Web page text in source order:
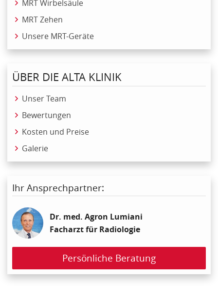
MRT Wirbelsäule
MRT Zehen
Unsere MRT-Geräte
ÜBER DIE ALTA KLINIK
Unser Team
Bewertungen
Kosten und Preise
Galerie
Ihr Ansprechpartner:
Dr. med. Agron Lumiani
Facharzt für Radiologie
Persönliche Beratung